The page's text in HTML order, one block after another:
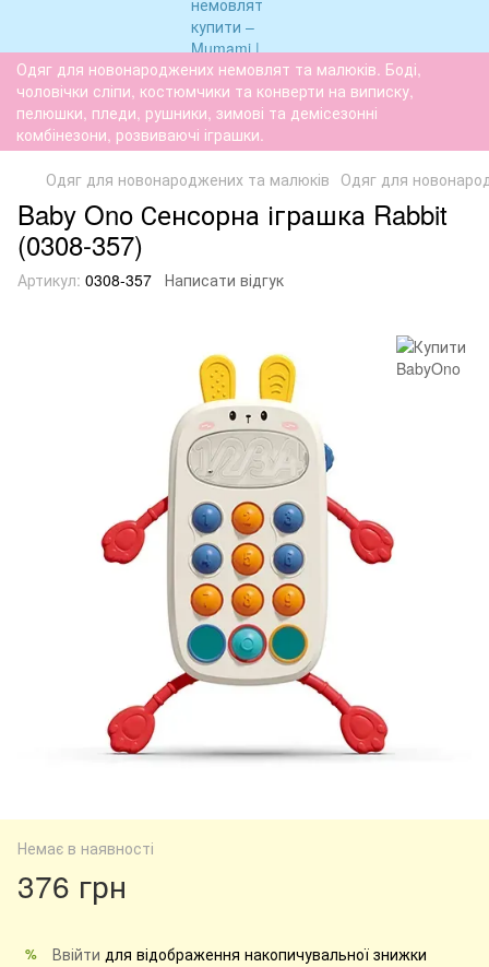
Одяг для новонароджених немовлят та малюків. Боді,
чоловічки сліпи, костюмчики та конверти на виписку,
пелюшки, пледи, рушники, зимові та демісезонні
комбінезони, розвиваючі іграшки.
Одяг для новонароджених та малюків Одяг для
Baby Ono Сенсорна іграшка Rabbit
(0308-357)
Артикул: 0308-357 Написати відгук
Немає в наявності
376 грн
% Ввійти для відображення накопичувальної знижки